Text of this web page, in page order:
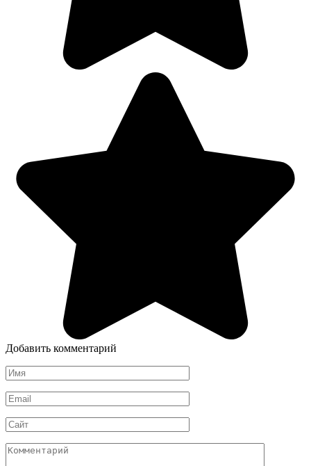
Добавить комментарий
Имя
*
Email
*
Сайт
Комментарий